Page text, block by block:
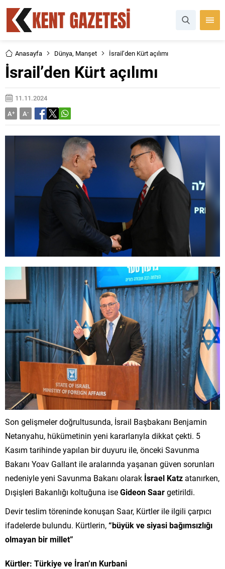
Anasayfa Dünya, Manşet İsrail’den Kürt açılımı
İsrail’den Kürt açılımı
11.11.2024
A+ A-
Son gelişmeler doğrultusunda, İsrail Başbakanı Benjamin
Netanyahu, hükümetinin yeni kararlarıyla dikkat çekti. 5
Kasım tarihinde yapılan bir duyuru ile, önceki Savunma
Bakanı Yoav Gallant ile aralarında yaşanan güven sorunları
nedeniyle yeni Savunma Bakanı olarak İsrael Katz atanırken,
Dışişleri Bakanlığı koltuğuna iseGideon Saargetirildi.
Devir teslim töreninde konuşan Saar, Kürtler ile ilgili çarpıcı
ifadelerde bulundu. Kürtlerin,“büyük ve siyasi bağımsızlığı
olmayan bir millet”
Kürtler: Türkiye ve İran’ın Kurbani